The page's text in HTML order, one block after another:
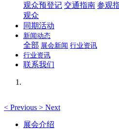
观众预登记 交通指南 参观
观众
同期活动
新闻动态
全部 展会新闻 行业资讯
行业资讯
联系我们
< Previous > Next
展会介绍